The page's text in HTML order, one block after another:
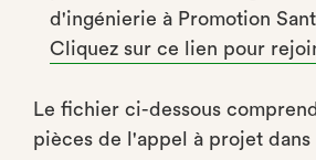
d'ingénierie à Promotion
Cliquez sur ce lien pour
Le fichier ci-dessous
pièces de l'appel à projet